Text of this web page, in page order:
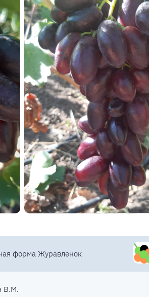
форма Журавленок
В.М.